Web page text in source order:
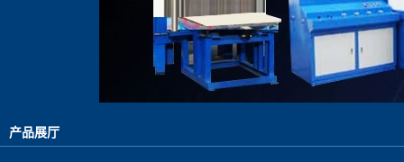
产品展厅